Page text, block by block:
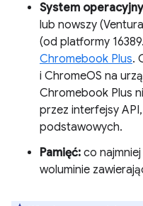
System
lub nowszy
(od platformy
Chromebook Plus.
i ChromeOS na
Chromebook Plus
przez interfejsy
podstawowych.
Pamięć: co
woluminie